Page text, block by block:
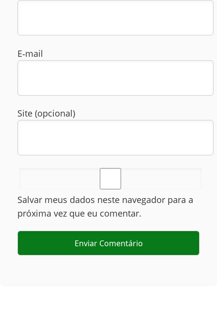
E‑mail
Site (opcional)
Salvar meus dados neste navegador para a
próxima vez que eu comentar.